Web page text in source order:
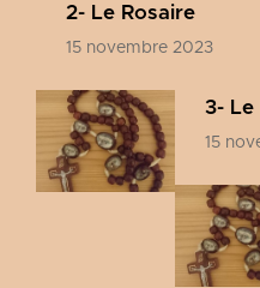
2- Le Rosaire
15 novembre 2023
3- Le
15